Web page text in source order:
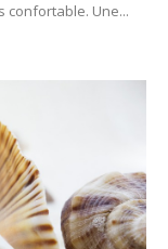
confortable. Une...